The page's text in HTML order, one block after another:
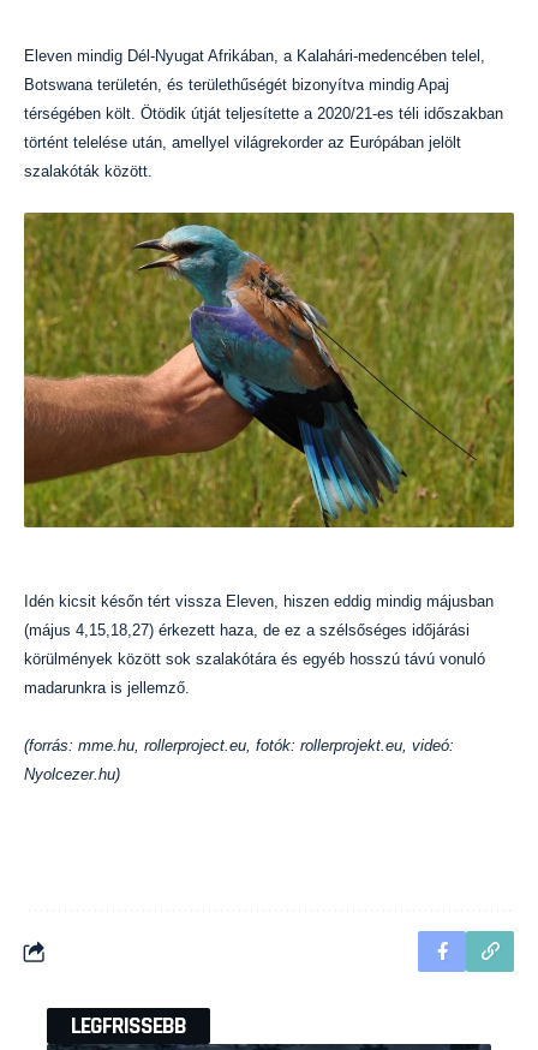
Eleven mindig Dél-Nyugat Afrikában, a Kalahári-medencében telel,
Botswana területén, és területhűségét bizonyítva mindig Apaj
térségében költ. Ötödik útját teljesítette a 2020/21-es téli időszakban
történt telelése után, amellyel világrekorder az Európában jelölt
szalakóták között.
Idén kicsit későn tért vissza Eleven, hiszen eddig mindig májusban
(május 4,15,18,27) érkezett haza, de ez a szélsőséges időjárási
körülmények között sok szalakótára és egyéb hosszú távú vonuló
madarunkra is jellemző.
(forrás: mme.hu, rollerproject.eu, fotók: rollerprojekt.eu, videó:
Nyolcezer.hu)
LEGFRISSEBB